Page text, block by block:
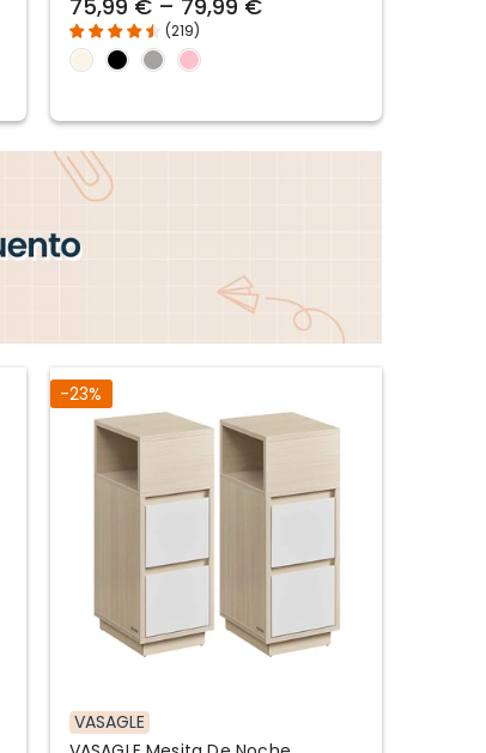
75,99 € – 79,99 €
(219)
-23%
VASAGLE